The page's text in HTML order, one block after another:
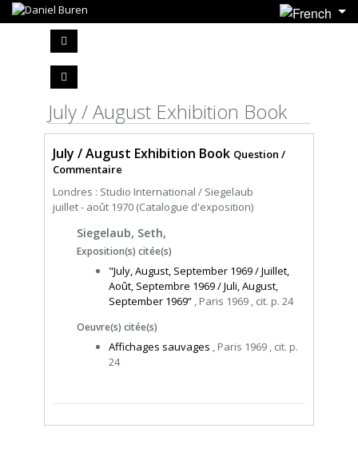
July / August Exhibition Book
July / August Exhibition Book Question /
Commentaire
Londres : Studio International / Siegelaub
juillet - août 1970 (Catalogue d'exposition)
Siegelaub, Seth,
Exposition(s) citée(s)
"July, August, September 1969 / Juillet,
Août, Septembre 1969 / Juli, August,
September 1969” , Paris 1969 , cit. p. 24
Oeuvre(s) citée(s)
Affichages sauvages , Paris 1969 , cit. p.
24